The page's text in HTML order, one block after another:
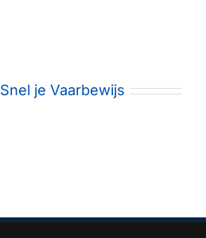
Snel je Vaarbewijs